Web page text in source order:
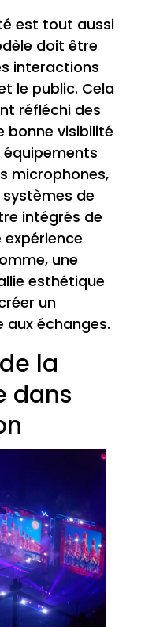
est tout aussi
doit être
interactions
le public. Cela
réfléchi des
bonne visibilité
équipements
microphones,
de
intégrés de
une
esthétique
un
échanges.
la
dans